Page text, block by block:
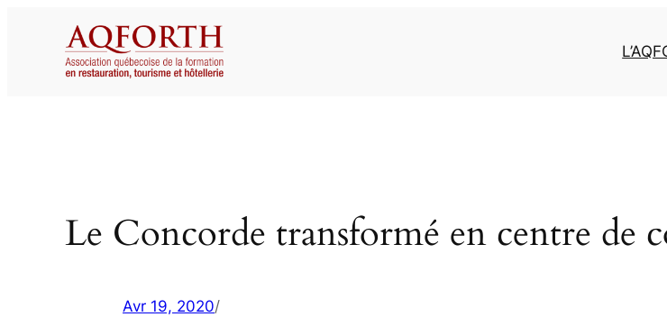
Le Concorde transformé en centre de
Avr 19, 2020/